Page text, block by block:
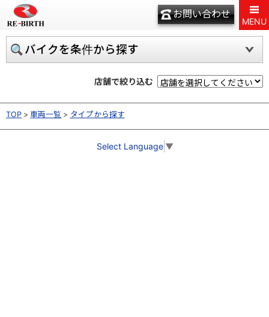
お問い合わせ
MENU
バイクを条件から探す
店舗で絞り込む
TOP 車両一覧 タイプから探す
Select Language ▼